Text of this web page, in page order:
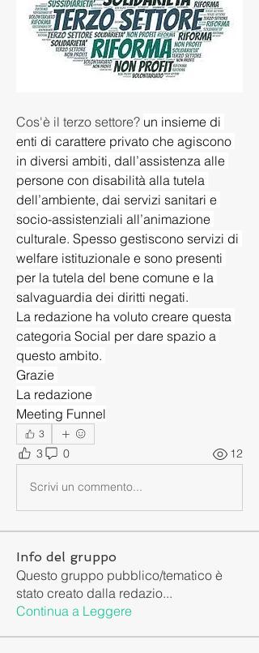
Cos'è il terzo settore? un insieme di
enti di carattere privato che agiscono
in diversi ambiti, dall’assistenza alle
persone con disabilità alla tutela
dell’ambiente, dai servizi sanitari e
socio-assistenziali all’animazione
culturale. Spesso gestiscono servizi di
welfare istituzionale e sono presenti
per la tutela del bene comune e la
salvaguardia dei diritti negati.
La redazione ha voluto creare questa
categoria Social per dare spazio a
questo ambito.
Grazie
La redazione
Meeting Funnel
3
3 0 12
Scrivi un commento...
Info del gruppo
Questo gruppo pubblico/tematico è
stato creato dalla redazio...
Continua a Leggere